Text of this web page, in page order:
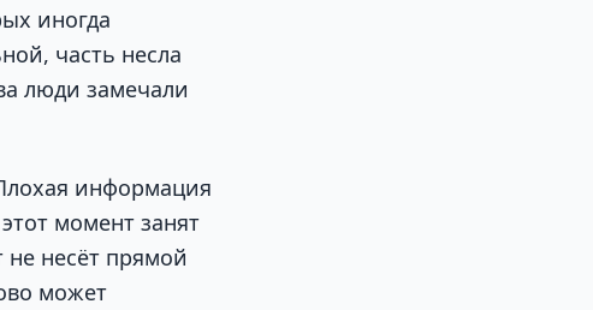
иногда
часть несла
люди замечали
информация
момент занят
не несёт прямой
может